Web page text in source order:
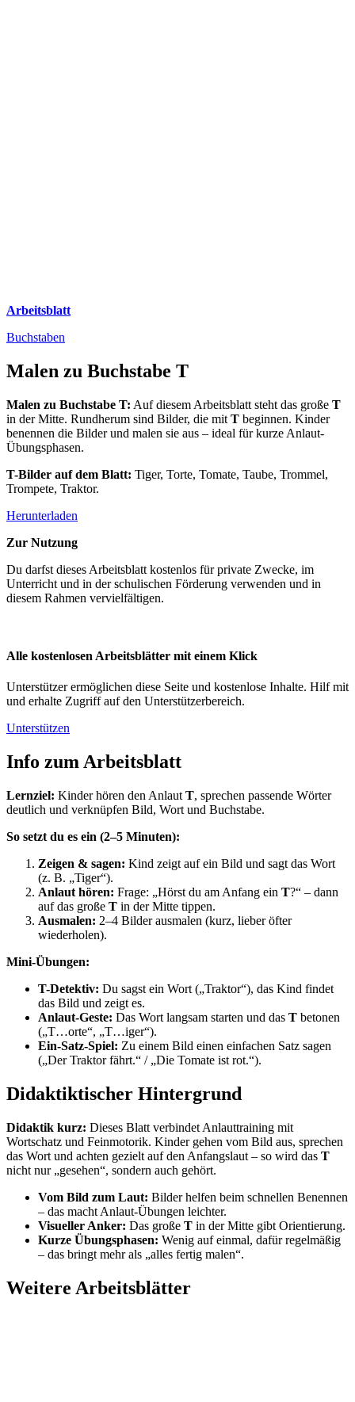
Arbeitsblatt
Buchstaben
Malen zu Buchstabe T
Malen zu Buchstabe T: Auf diesem Arbeitsblatt steht das große T
in der Mitte. Rundherum sind Bilder, die mit T beginnen. Kinder
benennen die Bilder und malen sie aus – ideal für kurze Anlaut-
Übungsphasen.
T-Bilder auf dem Blatt: Tiger, Torte, Tomate, Taube, Trommel,
Trompete, Traktor.
Herunterladen
Zur Nutzung
Du darfst dieses Arbeitsblatt kostenlos für private Zwecke, im
Unterricht und in der schulischen Förderung verwenden und in
diesem Rahmen vervielfältigen.
Alle kostenlosen Arbeitsblätter mit einem Klick
Unterstützer ermöglichen diese Seite und kostenlose Inhalte. Hilf mit
und erhalte Zugriff auf den Unterstützerbereich.
Unterstützen
Info zum Arbeitsblatt
Lernziel: Kinder hören den Anlaut T, sprechen passende Wörter
deutlich und verknüpfen Bild, Wort und Buchstabe.
So setzt du es ein (2–5 Minuten):
Zeigen & sagen: Kind zeigt auf ein Bild und sagt das Wort
(z. B. „Tiger“).
Anlaut hören: Frage: „Hörst du am Anfang ein T?“ – dann
auf das große T in der Mitte tippen.
Ausmalen: 2–4 Bilder ausmalen (kurz, lieber öfter
wiederholen).
Mini-Übungen:
T-Detektiv: Du sagst ein Wort („Traktor“), das Kind findet
das Bild und zeigt es.
Anlaut-Geste: Das Wort langsam starten und das T betonen
(„T…orte“, „T…iger“).
Ein-Satz-Spiel: Zu einem Bild einen einfachen Satz sagen
(„Der Traktor fährt.“ / „Die Tomate ist rot.“).
Didaktiktischer Hintergrund
Didaktik kurz: Dieses Blatt verbindet Anlauttraining mit
Wortschatz und Feinmotorik. Kinder gehen vom Bild aus, sprechen
das Wort und achten gezielt auf den Anfangslaut – so wird das T
nicht nur „gesehen“, sondern auch gehört.
Vom Bild zum Laut: Bilder helfen beim schnellen Benennen
– das macht Anlaut-Übungen leichter.
Visueller Anker: Das große T in der Mitte gibt Orientierung.
Kurze Übungsphasen: Wenig auf einmal, dafür regelmäßig
– das bringt mehr als „alles fertig malen“.
Weitere Arbeitsblätter